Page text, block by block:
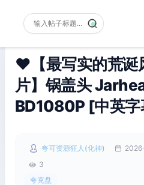
❤️【最写实的荒诞
片】锅盖头
BD1080P [中英
夸可资源狂人(化神)
3
夸克盘